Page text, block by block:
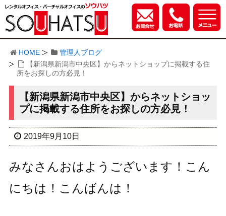
HOME
管理人ブログ
【新潟県新潟市中央区】からネットショップに掲載する住
所をお探しの方必見！
【新潟県新潟市中央区】からネットショッ
プに掲載する住所をお探しの方必見！
2019年9月10日
みなさんおはようございます！こん
にちは！こんばんは！